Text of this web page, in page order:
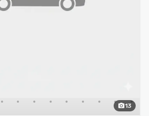
photo_camera13